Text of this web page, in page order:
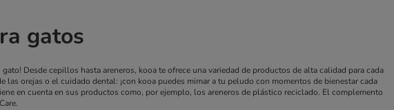
gatos
Desde cepillos hasta areneros, kooa te ofrece una variedad de productos de alta calidad para cada
las orejas o el cuidado dental: ¡con kooa puedes mimar a tu peludo con momentos de bienestar cada
en cuenta en sus productos como, por ejemplo, los areneros de plástico reciclado. El complemento